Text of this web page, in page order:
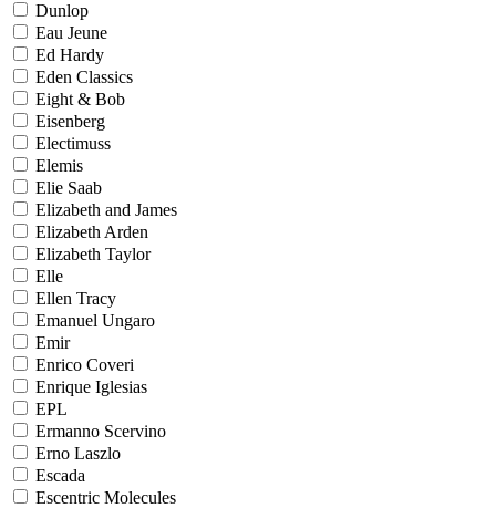
Dunlop
Eau Jeune
Ed Hardy
Eden Classics
Eight & Bob
Eisenberg
Electimuss
Elemis
Elie Saab
Elizabeth and James
Elizabeth Arden
Elizabeth Taylor
Elle
Ellen Tracy
Emanuel Ungaro
Emir
Enrico Coveri
Enrique Iglesias
EPL
Ermanno Scervino
Erno Laszlo
Escada
Escentric Molecules